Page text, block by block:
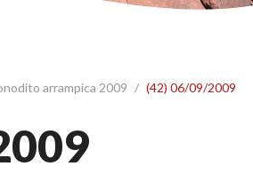
arrampica 2009 / (42) 06/09/2009